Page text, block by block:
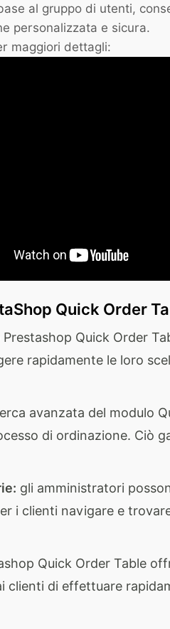
al gruppo di utenti,
personalizzata e sicura.
maggiori dettagli:
Quick Order
Prestashop Quick Order
rapidamente le loro
avanzata del modulo
di ordinazione. Ciò
gli amministratori
i clienti navigare e
Quick Order Table
clienti di effettuare